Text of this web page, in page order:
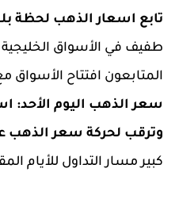
تابع اسعار الذهب لحظة
طفيف في الأسواق الخليجية
المتابعون افتتاح الأسواق
سعر الذهب اليوم الأحد:
وترقب لحركة سعر الذهب
كبير مسار التداول للأيام